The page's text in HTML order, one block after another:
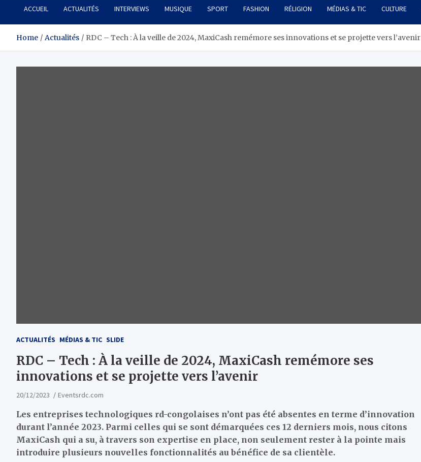
ACCUEIL ACTUALITÉS INTERVIEWS MUSIQUE SPORT FASHION RÉLIGION MÉDIAS & TIC CULTURE
Home Actualités RDC – Tech : À la veille de 2024, MaxiCash remémore ses innovations et se projette vers l’avenir
ACTUALITÉS MÉDIAS & TIC SLIDE
RDC – Tech : À la veille de 2024, MaxiCash remémore ses
innovations et se projette vers l’avenir
20/12/2023 Eventsrdc.com
Les entreprises technologiques rd-congolaises n’ont pas été absentes en terme d’innovation
durant l’année 2023. Parmi celles qui se sont démarquées ces 12 derniers mois, nous citons
MaxiCash qui a su, à travers son expertise en place, non seulement rester à la pointe mais
introduire plusieurs nouvelles fonctionnalités au bénéfice de sa clientèle.